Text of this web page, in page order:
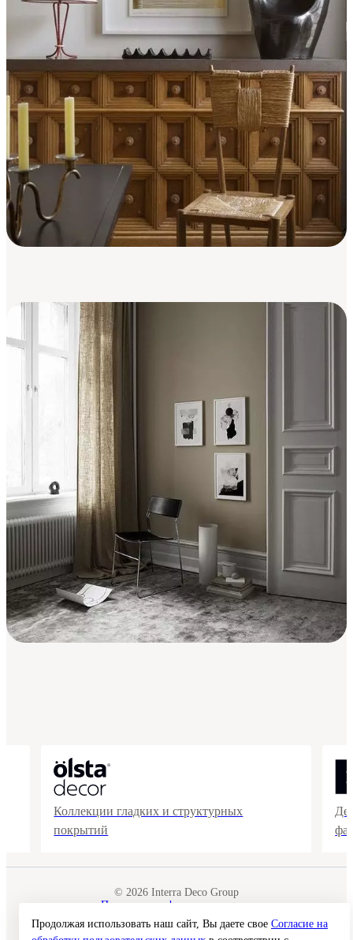
Коллекции гладких и структурных
покрытий
© 2026 Interra Deco Group
Политика конфиденциальности
Согласие на обработку персональных данных
Публичная оферта
Продолжая использовать наш сайт, Вы даете свое Согласие на